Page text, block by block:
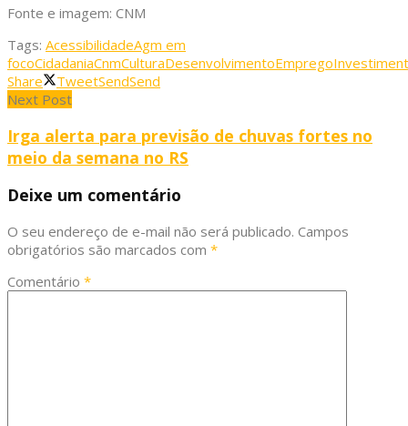
Fonte e imagem: CNM
Tags: AcessibilidadeAgm em
focoCidadaniaCnmCulturaDesenvolvimentoEmprego
Share
TweetSendSend
Next Post
Irga alerta para previsão de chuvas fortes no
meio da semana no RS
Deixe um comentário
O seu endereço de e-mail não será publicado. Campos
obrigatórios são marcados com *
Comentário *